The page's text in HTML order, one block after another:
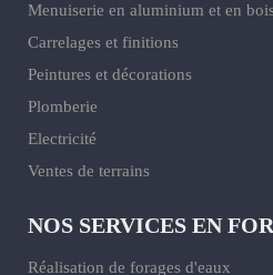
Menuiserie en aluminium et en bois
Carrelages et finitions
Peintures et décorations
Plomberie
Electricité
Ventes de terrains
NOS SERVICES EN
Réalisation de forages d'eaux